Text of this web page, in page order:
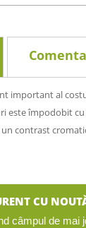
important al
este împodobit
contrast
CU
câmpul de